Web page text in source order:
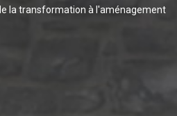
la transformation à l'aménagement